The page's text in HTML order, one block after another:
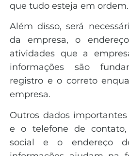
que tudo esteja em ordem.
Além disso, será
da empresa, o
atividades que a
informações são
registro e o correto
empresa.
Outros dados
e o telefone de
social e o endereço